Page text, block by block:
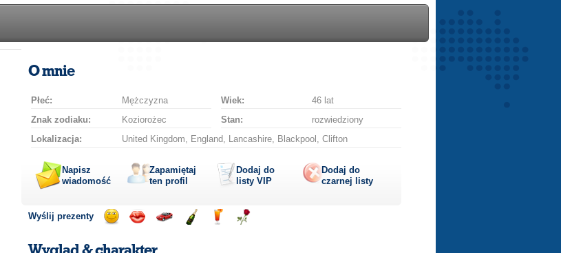
O mnie
Płeć: Mężczyzna Wiek:
46 lat
Znak zodiaku:
Koziorożec Stan:
rozwiedziony
Lokalizacja:
United Kingdom, England, Lancashire, Blackpool, Clifton
Napisz
wiadomość
Zapamiętaj
ten profil
Dodaj do
listy VIP
Dodaj do
czarnej listy
Wyślij prezenty
uśmiechbuziaka